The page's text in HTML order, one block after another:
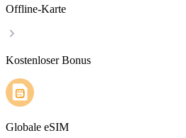
Offline-Karte
Kostenloser Bonus
Globale eSIM